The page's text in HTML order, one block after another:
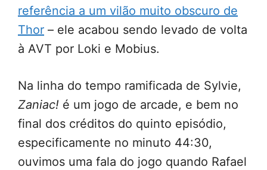
referência a um vilão muito obscuro de
Thor – ele acabou sendo levado de volta
à AVT por Loki e Mobius.
Na linha do tempo ramificada de Sylvie,
Zaniac! é um jogo de arcade, e bem no
final dos créditos do quinto episódio,
especificamente no minuto 44:30,
ouvimos uma fala do jogo quando Rafael